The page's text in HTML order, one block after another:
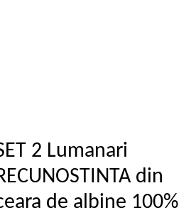
2 Lumanari
din
de albine 100%